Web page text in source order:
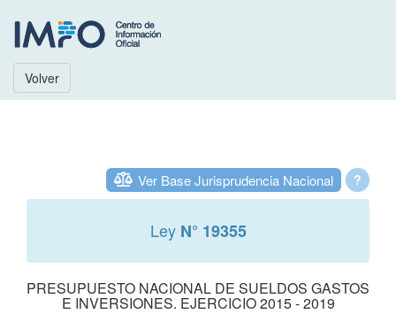
Volver
?
Ver Base Jurisprudencia Nacional
Ley N° 19355
PRESUPUESTO NACIONAL DE SUELDOS GASTOS
E INVERSIONES. EJERCICIO 2015 - 2019